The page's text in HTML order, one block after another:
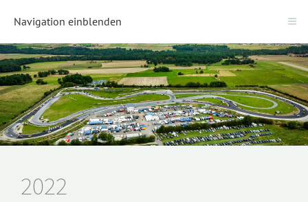
Navigation einblenden
2022